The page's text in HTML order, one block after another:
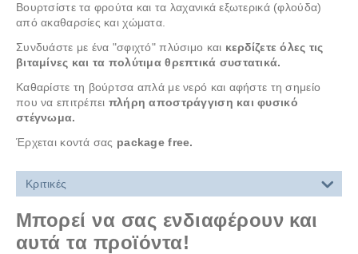
Βουρτσίστε τα φρούτα και τα λαχανικά εξωτερικά (φλούδα)
από ακαθαρσίες και χώματα.
Συνδυάστε με ένα "σφιχτό" πλύσιμο και κερδίζετε όλες τις
βιταμίνες και τα πολύτιμα θρεπτικά συστατικά.
Καθαρίστε τη βούρτσα απλά με νερό και αφήστε τη σημείο
που να επιτρέπει πλήρη αποστράγγιση και φυσικό
στέγνωμα.
Έρχεται κοντά σας package free.
Κριτικές
Μπορεί να σας ενδιαφέρουν και
αυτά τα προϊόντα!